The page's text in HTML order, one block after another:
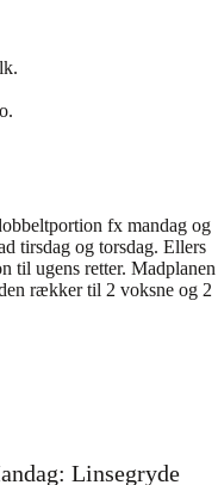
fx mandag og
tirsdag og torsdag. Ellers
til ugens retter. Madplanen
rækker til 2 voksne og 2
Linsegryde